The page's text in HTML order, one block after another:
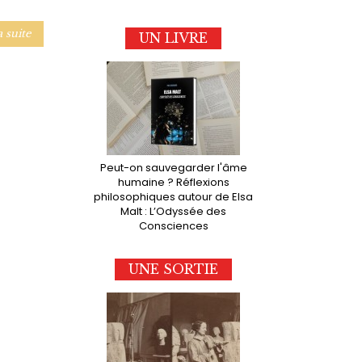
suite UN LIVRE
Peut-on sauvegarder l'âme
humaine ? Réflexions
philosophiques autour de Elsa
Malt : L’Odyssée des
Consciences
UNE SORTIE